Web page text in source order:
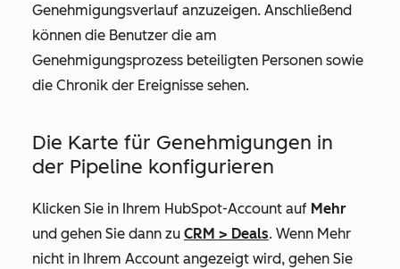
Genehmigungsverlauf anzuzeigen. Anschließend
können die Benutzer die am
Genehmigungsprozess beteiligten Personen sowie
die Chronik der Ereignisse sehen.
Die Karte für Genehmigungen in
der Pipeline konfigurieren
Klicken Sie in Ihrem HubSpot-Account auf Mehr
und gehen Sie dann zu CRM > Deals. Wenn Mehr
nicht in Ihrem Account angezeigt wird, gehen Sie